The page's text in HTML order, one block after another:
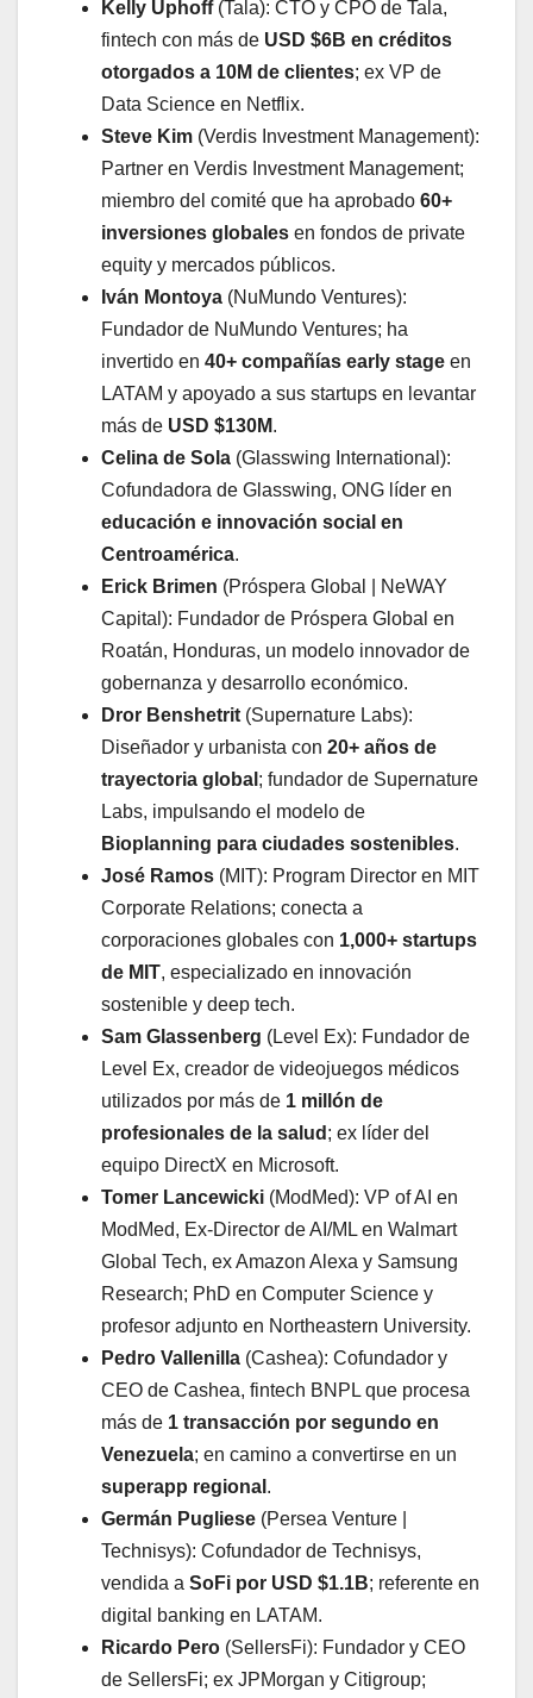
Kelly Uphoff (Tala): CTO y CPO de Tala,
fintech con más de USD $6B en créditos
otorgados a 10M de clientes; ex VP de
Data Science en Netflix.
Steve Kim (Verdis Investment Management):
Partner en Verdis Investment Management;
miembro del comité que ha aprobado 60+
inversiones globales en fondos de private
equity y mercados públicos.
Iván Montoya (NuMundo Ventures):
Fundador de NuMundo Ventures; ha
invertido en 40+ compañías early stage en
LATAM y apoyado a sus startups en levantar
más de USD $130M.
Celina de Sola (Glasswing International):
Cofundadora de Glasswing, ONG líder en
educación e innovación social en
Centroamérica.
Erick Brimen (Próspera Global | NeWAY
Capital): Fundador de Próspera Global en
Roatán, Honduras, un modelo innovador de
gobernanza y desarrollo económico.
Dror Benshetrit (Supernature Labs):
Diseñador y urbanista con 20+ años de
trayectoria global ; fundador de Supernature
Labs, impulsando el modelo de
Bioplanning para ciudades sostenibles.
José Ramos (MIT): Program Director en MIT
Corporate Relations; conecta a
corporaciones globales con 1,000+ startups
de MIT, especializado en innovación
sostenible y deep tech.
Sam Glassenberg (Level Ex): Fundador de
Level Ex, creador de videojuegos médicos
utilizados por más de 1 millón de
profesionales de la salud ; ex líder del
equipo DirectX en Microsoft.
Tomer Lancewicki (ModMed): VP of AI en
ModMed, Ex-Director de AI/ML en Walmart
Global Tech, ex Amazon Alexa y Samsung
Research; PhD en Computer Science y
profesor adjunto en Northeastern University.
Pedro Vallenilla (Cashea): Cofundador y
CEO de Cashea, fintech BNPL que procesa
más de 1 transacción por segundo en
Venezuela; en camino a convertirse en un
superapp regional .
Germán Pugliese (Persea Venture |
Technisys): Cofundador de Technisys,
vendida a SoFi por USD $1.1B; referente en
digital banking en LATAM.
Ricardo Pero (SellersFi): Fundador y CEO
de SellersFi; ex JPMorgan y Citigroup;